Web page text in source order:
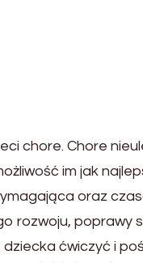
chore. Chore
im jak
oraz
rozwoju, poprawy
ćwiczyć i